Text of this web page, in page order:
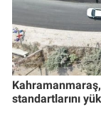
Kahramanmaraş,
standartlarını